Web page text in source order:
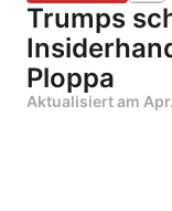
Trumps
Ploppa
Aktualisiert am